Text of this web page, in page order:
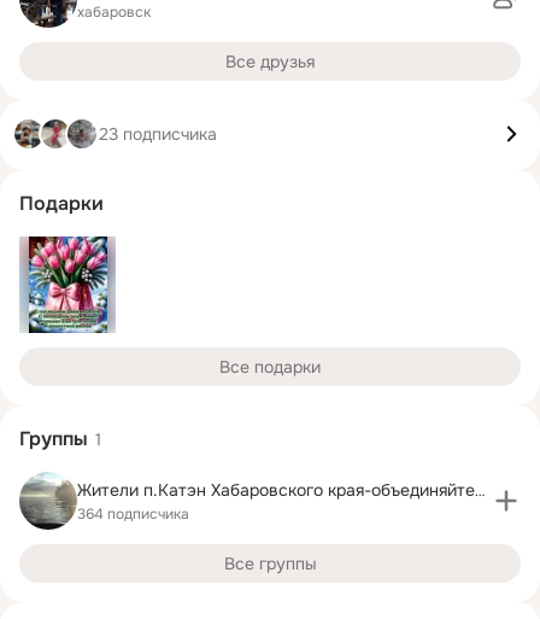
хабаровск
Все друзья
23 подписчика
Подарки
Все подарки
Группы 1
Жители п.Катэн Хабаровского края-объединяйтесь!!!!
364 подписчика
Все группы